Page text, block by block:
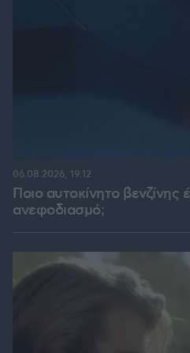
Ποιο αυτοκίνητο βενζίνης
ανεφοδιασμό;
06.08.2026, 19:12